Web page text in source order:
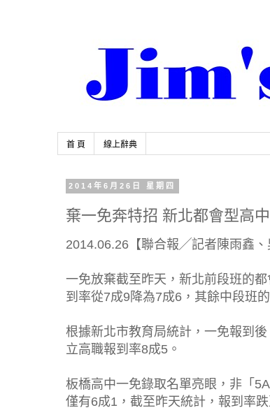
首 頁 線上辭典
2014年6月26日 星期四
棄一免奔特招 新北都會型高
2014.06.26【聯合報╱記者陳雨鑫、
一免放棄截至昨天，新北前段班的
到率從7成9降為7成6，其餘中段班
根據新北市教育局統計，一免報到
立高職報到率8成5。
板橋高中一免錄取名單亮眼，非「
僅有6成1，截至昨天統計，報到率跌